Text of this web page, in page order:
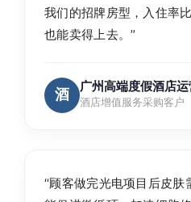
我们的招牌房型，入住率
也能卖得上去。”
酒 广州高端度假酒店
酒店增值服务采购客户
“顾客做完光电项目后皮肤